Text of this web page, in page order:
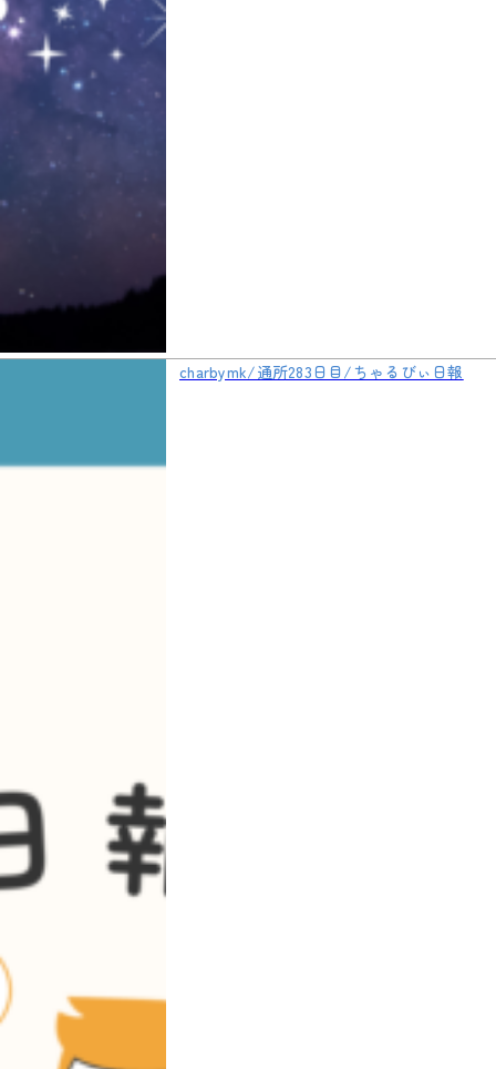
charbymk/通所283日目/ちゃるびぃ日報